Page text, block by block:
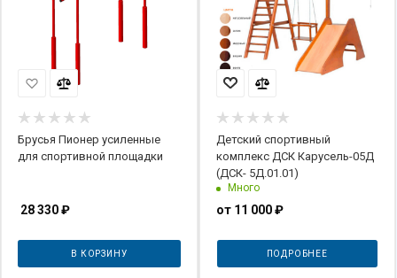
Брусья Пионер усиленные
для спортивной площадки
28 330₽
В КОРЗИНУ
Детский спортивный
комплекс ДСК Карусель-05Д
(ДСК- 5Д.01.01)
Много
от 11 000 ₽
ПОДРОБНЕЕ